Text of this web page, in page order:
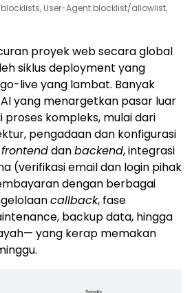
User-Agent blocklist/allowlist,
proyek web secara global
siklus deployment yang
live yang lambat. Banyak
yang menargetkan pasar luar
proses kompleks, mulai dari
pengadaan dan konfigurasi
frontenddanbackend, integrasi
(verifikasi email dan login pihak
dengan berbagai
callback, fase
backup data, hingga
yang kerap memakan